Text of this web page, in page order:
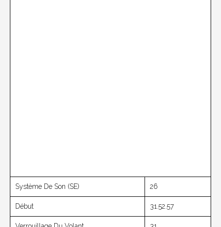
Système De Son (SE) 26
Début 31.52.57